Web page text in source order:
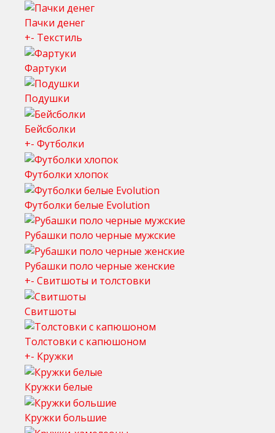
Пачки денег
+- Текстиль
Фартуки
Подушки
Бейсболки
+- Футболки
Футболки хлопок
Футболки белые Evolution
Рубашки поло черные мужские
Рубашки поло черные женские
+- Свитшоты и толстовки
Свитшоты
Толстовки с капюшоном
+- Кружки
Кружки белые
Кружки большие